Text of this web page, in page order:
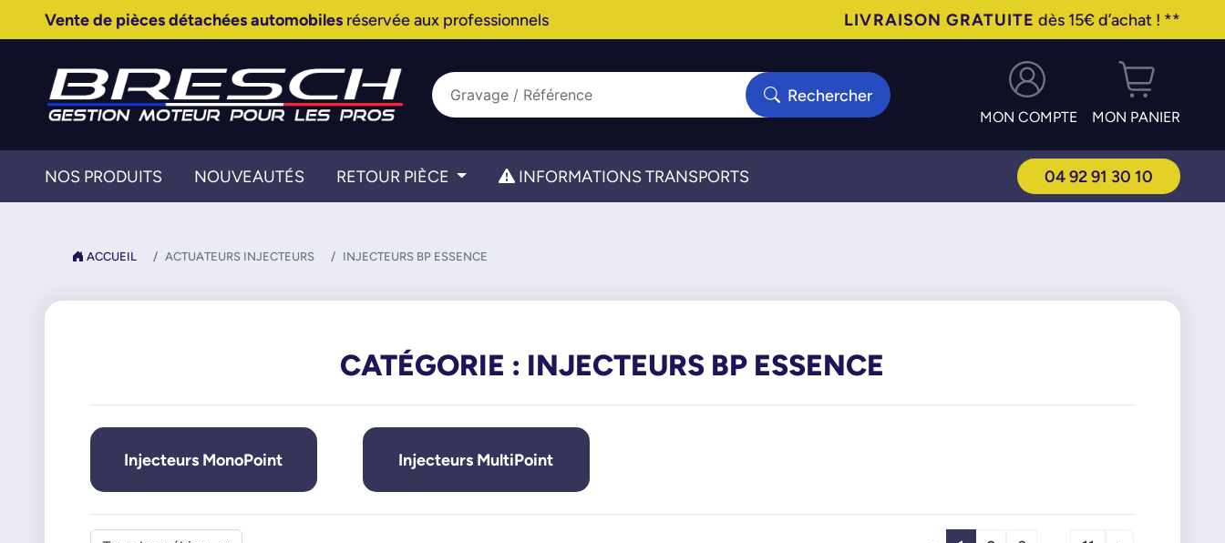
Vente de pièces détachées automobilesréservée aux professionnels LIVRAISON GRATUITE dès 15€ d’achat ! **
Rechercher
MON COMPTE MON PANIER
NOS PRODUITS NOUVEAUTÉS RETOUR PIÈCE INFORMATIONS TRANSPORTS 04 92 91 30 10
ACCUEIL ACTUATEURS INJECTEURS INJECTEURS BP ESSENCE
CATÉGORIE : INJECTEURS BP ESSENCE
Injecteurs MonoPoint Injecteurs MultiPoint